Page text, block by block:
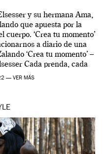
y su hermana Ama,
que apuesta por la
‘Crea tu momento’
a diario de una
‘Crea tu momento’ –
Cada prenda, cada
caracteriza […]
— VER MÁS